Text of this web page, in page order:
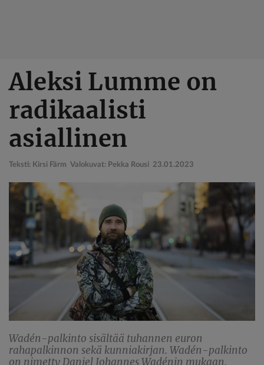
pääsisältöön
Aleksi Lumme on
radikaalisti
asiallinen
Teksti: Kirsi Färm Valokuvat: Pekka Rousi 23.01.2023
Wadén-palkinto sisältää tuhannen euron
rahapalkinnon sekä kunniakirjan. Wadén-palkinto
on nimetty Daniel Johannes Wadénin mukaan.